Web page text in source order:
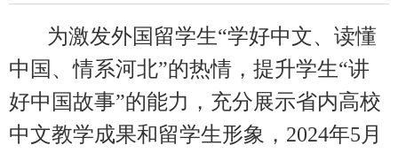
为激发外国留学生“学好中文、读懂
中国、情系河北”的热情，提升学生“讲
好中国故事”的能力，充分展示省内高校
中文教学成果和留学生形象，2024年5月